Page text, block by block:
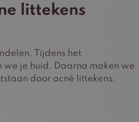
littekens
Tijdens het
je huid. Daarna maken we
door acné littekens,